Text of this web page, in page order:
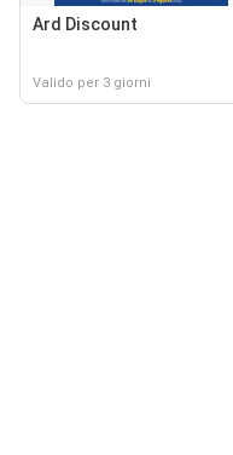
Ard Discount
Valido per 3 giorni